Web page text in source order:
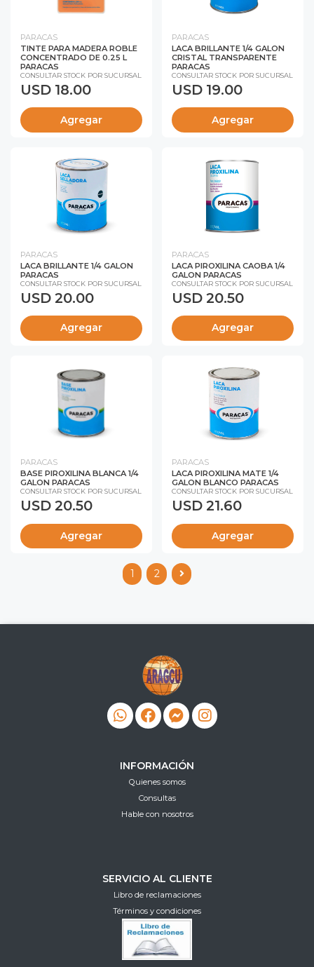
PARACAS
TINTE PARA MADERA ROBLE
CONCENTRADO DE 0.25 L
PARACAS
CONSULTAR STOCK POR SUCURSAL
USD 18.00
Agregar
PARACAS
LACA BRILLANTE 1/4 GALON
CRISTAL TRANSPARENTE
PARACAS
CONSULTAR STOCK POR SUCURSAL
USD 19.00
Agregar
PARACAS
LACA BRILLANTE 1/4 GALON
PARACAS
CONSULTAR STOCK POR SUCURSAL
USD 20.00
Agregar
PARACAS
LACA PIROXILINA CAOBA 1/4
GALON PARACAS
CONSULTAR STOCK POR SUCURSAL
USD 20.50
Agregar
PARACAS
BASE PIROXILINA BLANCA 1/4
GALON PARACAS
CONSULTAR STOCK POR SUCURSAL
USD 20.50
Agregar
PARACAS
LACA PIROXILINA MATE 1/4
GALON BLANCO PARACAS
CONSULTAR STOCK POR SUCURSAL
USD 21.60
Agregar
1 2
INFORMACIÓN
Quienes somos
Consultas
Hable con nosotros
SERVICIO AL CLIENTE
Libro de reclamaciones
Términos y condiciones